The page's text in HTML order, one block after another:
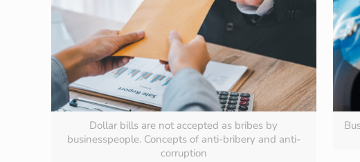
Dollar bills are not accepted as bribes by
businesspeople. Concepts of anti-bribery and anti-
corruption